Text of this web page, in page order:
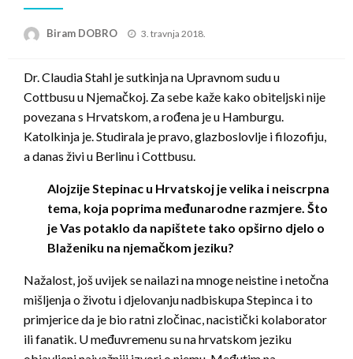
Biram DOBRO
Posted
3. travnja 2018.
Dr. Claudia Stahl je sutkinja na Upravnom sudu u
Cottbusu u Njemačkoj. Za sebe kaže kako obiteljski nije
povezana s Hrvatskom, a rođena je u Hamburgu.
Katolkinja je. Studirala je pravo, glazboslovlje i filozofiju,
a danas živi u Berlinu i Cottbusu.
Alojzije Stepinac u Hrvatskoj je velika i neiscrpna
tema, koja poprima međunarodne razmjere. Što
je Vas potaklo da napištete tako opširno djelo o
Blaženiku na njemačkom jeziku?
Nažalost, još uvijek se nailazi na mnoge neistine i netočna
mišljenja o životu i djelovanju nadbiskupa Stepinca i to
primjerice da je bio ratni zločinac, nacistički kolaborator
ili fanatik. U međuvremenu su na hrvatskom jeziku